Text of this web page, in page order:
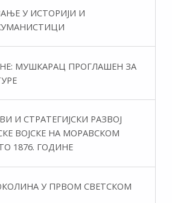
У ИСТОРИЈИ И
МУШКАРАЦ ПРОГЛАШЕН ЗА
И СТРАТЕГИЈСКИ РАЗВОЈ
ВОЈСКЕ НА МОРАВСКОМ
1876. ГОДИНЕ
У ПРВОМ СВЕТСКОМ